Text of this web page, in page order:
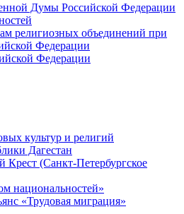
Думы Российской Федерации
религиозных объединений при
Федерации
Федерации
культур и религий
Дагестан
Крест (Санкт-Петербургское
национальностей»
«Трудовая миграция»